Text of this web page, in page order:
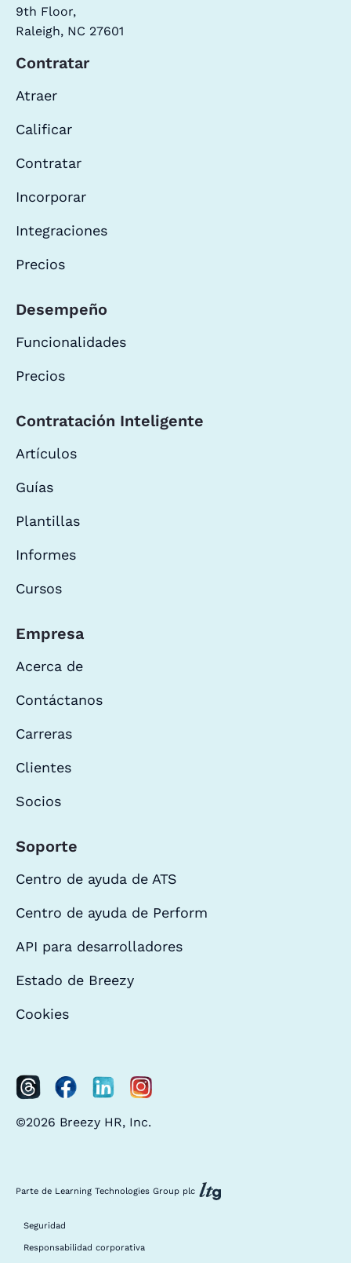
9th Floor,
Raleigh, NC 27601
Contratar
Atraer
Calificar
Contratar
Incorporar
Integraciones
Precios
Desempeño
Funcionalidades
Precios
Contratación Inteligente
Artículos
Guías
Plantillas
Informes
Cursos
Empresa
Acerca de
Contáctanos
Carreras
Clientes
Socios
Soporte
Centro de ayuda de ATS
Centro de ayuda de Perform
API para desarrolladores
Estado de Breezy
Cookies
©2026 Breezy HR, Inc.
Parte de Learning Technologies Group plc
Seguridad
Responsabilidad corporativa